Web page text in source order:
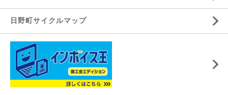
日野町サイクルマップ